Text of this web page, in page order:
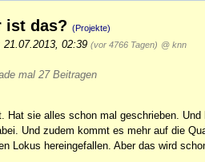
ist das? (Projekte)
21.07.2013, 02:39 (vor 4766 Tagen) @ knn
mal 27 Beitragen
Hat sie alles schon mal geschrieben.
Und zudem kommt es mehr auf die
Lokus hereingefallen. Aber das wird